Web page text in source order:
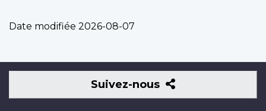
Date modifiée 2026-08-07
Suivez-nous
Suivez-
nous